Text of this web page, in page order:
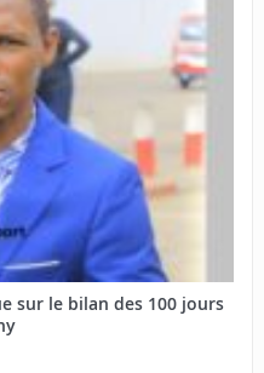
sur le bilan des 100 jours